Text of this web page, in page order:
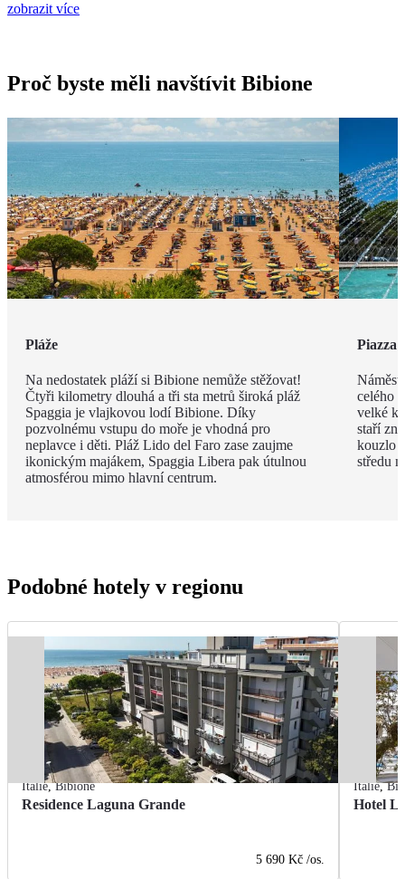
zobrazit více
Proč byste měli navštívit Bibione
Pláže
Na nedostatek pláží si Bibione nemůže stěžovat!
Čtyři kilometry dlouhá a tři sta metrů široká pláž
Spaggia je vlajkovou lodí Bibione. Díky
pozvolnému vstupu do moře je vhodná pro
neplavce i děti. Pláž Lido del Faro zase zaujme
ikonickým majákem, Spaggia Libera pak útulnou
atmosférou mimo hlavní centrum.
Piazza
celého
velké
staří
kouzlo
středu
Podobné hotely v regionu
Itálie,Bibione
Residence Laguna Grande
5 690 Kč /os.
Itálie,
Hotel